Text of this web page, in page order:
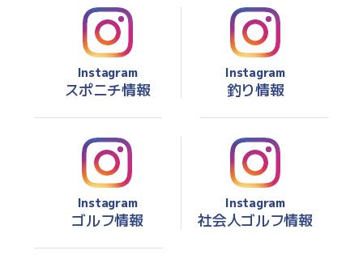
Instagram
スポニチ情報
Instagram
釣り情報
Instagram
ゴルフ情報
Instagram
社会人ゴルフ情報